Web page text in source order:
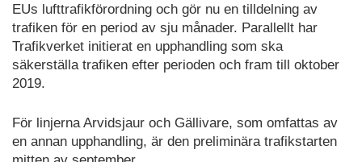
EUs lufttrafikförordning och gör nu en tilldelning av
trafiken för en period av sju månader. Parallellt har
Trafikverket initierat en upphandling som ska
säkerställa trafiken efter perioden och fram till oktober
2019.
För linjerna Arvidsjaur och Gällivare, som omfattas av
en annan upphandling, är den preliminära trafikstarten